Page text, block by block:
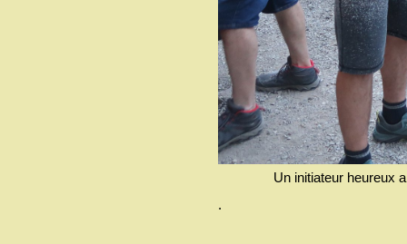
Un initiateur heureux
.